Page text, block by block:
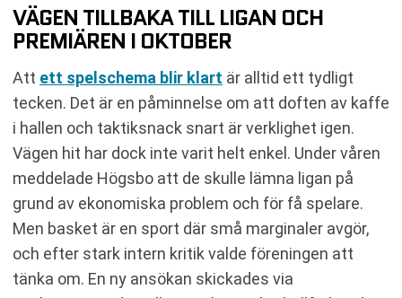
VÄGEN TILLBAKA TILL LIGAN OCH
PREMIÄREN I OKTOBER
Att ett spelschema blir klart är alltid ett tydligt
tecken. Det är en påminnelse om att doften av kaffe
i hallen och taktiksnack snart är verklighet igen.
Vägen hit har dock inte varit helt enkel. Under våren
meddelade Högsbo att de skulle lämna ligan på
grund av ekonomiska problem och för få spelare.
Men basket är en sport där små marginaler avgör,
och efter stark intern kritik valde föreningen att
tänka om. En ny ansökan skickades via